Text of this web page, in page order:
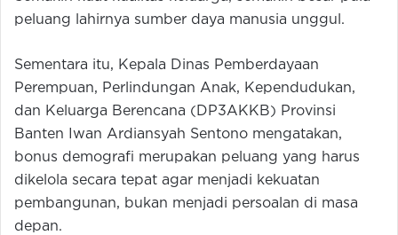
peluang lahirnya sumber daya manusia unggul.
Sementara itu, Kepala Dinas Pemberdayaan
Perempuan, Perlindungan Anak, Kependudukan,
dan Keluarga Berencana (DP3AKKB) Provinsi
Banten Iwan Ardiansyah Sentono mengatakan,
bonus demografi merupakan peluang yang harus
dikelola secara tepat agar menjadi kekuatan
pembangunan, bukan menjadi persoalan di masa
depan.